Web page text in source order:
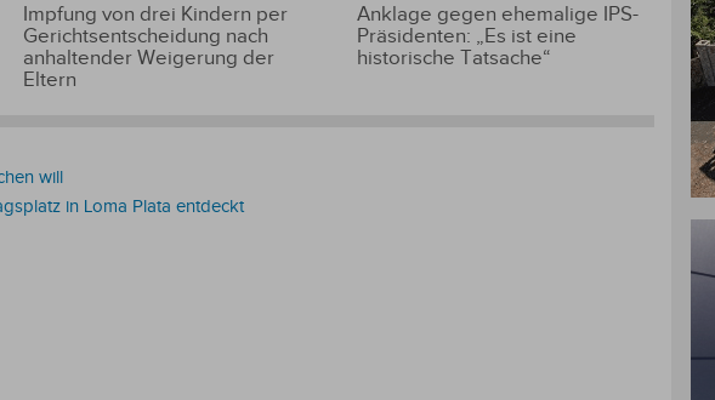
Impfung von drei Kindern per
Gerichtsentscheidung nach
anhaltender Weigerung der
Eltern
Anklage gegen ehemalige IPS-
Präsidenten: „Es ist eine
historische Tatsache“
will
in Loma Plata entdeckt